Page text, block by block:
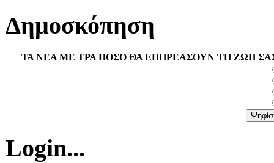
Δημοσκόπηση
ΤΑ ΝΕΑ ΜΕ ΤΡΑ ΠΟΣΟ ΘΑ ΕΠΗΡΕΑΣΟΥΝ ΤΗ ΖΩΗ
Login...